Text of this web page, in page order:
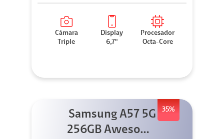
Cámara
Triple
Display
6,7"
Procesador
Octa-Core
35%
Samsung A57 5G
256GB Awesome